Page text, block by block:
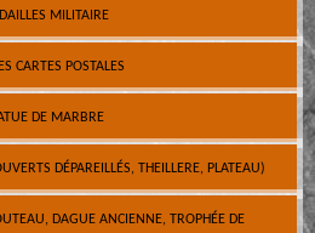
MILITAIRE
CARTES POSTALES
DE MARBRE
DÉPAREILLÉS, THEILLERE, PLATEAU)
DAGUE ANCIENNE, TROPHÉE DE